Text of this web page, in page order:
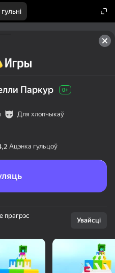
Паркур 0+
Для хлопчыкаў
Ацэнка гульцоў
прагрэс
Увайсці